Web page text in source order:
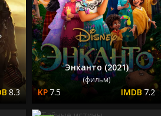
8.3
Энканто (2021)
(фильм)
7.5 7.2